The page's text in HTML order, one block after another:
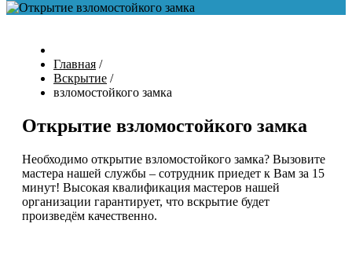
Главная /
Вскрытие /
взломостойкого замка
Открытие взломостойкого замка
Необходимо открытие взломостойкого замка? Вызовите
мастера нашей службы – сотрудник приедет к Вам за 15
минут! Высокая квалификация мастеров нашей
организации гарантирует, что вскрытие будет
произведём качественно.